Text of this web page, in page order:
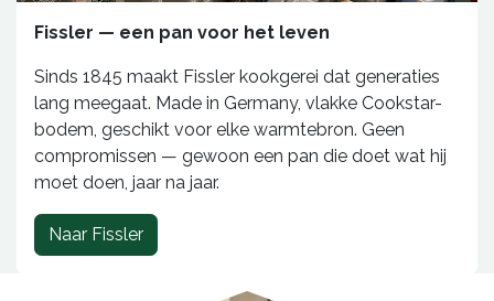
Fissler — een pan voor het leven
Sinds 1845 maakt Fissler kookgerei dat generaties
lang meegaat. Made in Germany, vlakke Cookstar-
bodem, geschikt voor elke warmtebron. Geen
compromissen — gewoon een pan die doet wat hij
moet doen, jaar na jaar.
Naar Fissler